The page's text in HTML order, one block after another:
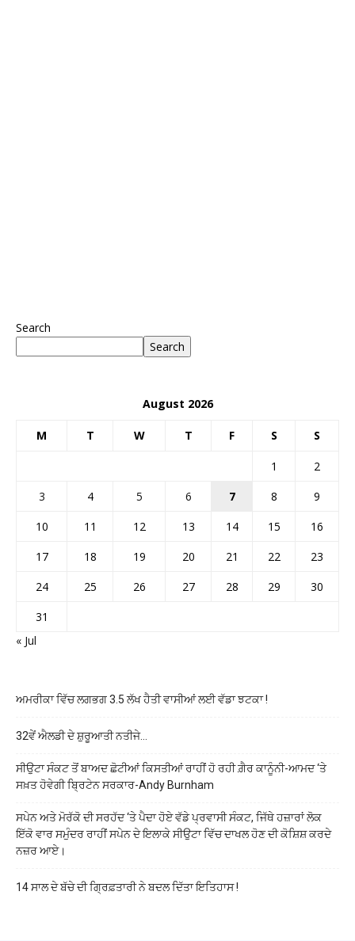
Search
Search
August 2026
M T W T F S S
1
2
3
4 5 6 7 8
9
10
11 12 13 14 15
16
17
18 19 20 21 22
23
24
25 26 27 28 29
30
31
« Jul
ਅਮਰੀਕਾ ਵਿੱਚ ਲਗਭਗ 3.5 ਲੱਖ ਹੈਤੀ ਵਾਸੀਆਂ ਲਈ ਵੱਡਾ ਝਟਕਾ !
32ਵੇਂ ਐਲਡੀ ਦੇ ਸ਼ੁਰੂਆਤੀ ਨਤੀਜੇ…
ਸੀਉਟਾ ਸੰਕਟ ਤੋਂ ਬਾਅਦ ਛੋਟੀਆਂ ਕਿਸਤੀਆਂ ਰਾਹੀਂ ਹੋ ਰਹੀ ਗ਼ੈਰ ਕਾਨੂੰਨੀ-ਆਮਦ ‘ਤੇ
ਸਖ਼ਤ ਹੋਵੇਗੀ ਬ੍ਰਿਟੇਨ ਸਰਕਾਰ-Andy Burnham
ਸਪੇਨ ਅਤੇ ਮੋਰੱਕੋ ਦੀ ਸਰਹੱਦ ‘ਤੇ ਪੈਦਾ ਹੋਏ ਵੱਡੇ ਪ੍ਰਵਾਸੀ ਸੰਕਟ, ਜਿੱਥੇ ਹਜ਼ਾਰਾਂ ਲੋਕ
ਇੱਕੋ ਵਾਰ ਸਮੁੰਦਰ ਰਾਹੀਂ ਸਪੇਨ ਦੇ ਇਲਾਕੇ ਸੀਉਟਾ ਵਿੱਚ ਦਾਖਲ ਹੋਣ ਦੀ ਕੋਸ਼ਿਸ਼ ਕਰਦੇ
ਨਜ਼ਰ ਆਏ।
14 ਸਾਲ ਦੇ ਬੱਚੇ ਦੀ ਗ੍ਰਿਫ਼ਤਾਰੀ ਨੇ ਬਦਲ ਦਿੱਤਾ ਇਤਿਹਾਸ !